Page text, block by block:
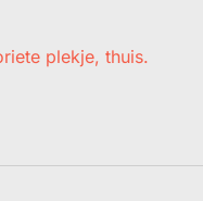
plekje, thuis.